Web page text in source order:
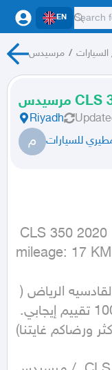
EN
مرسيدس / السيارات
Riyadh
م للسيارات
mileage: 17 KM
ورضاكم غايتنا)